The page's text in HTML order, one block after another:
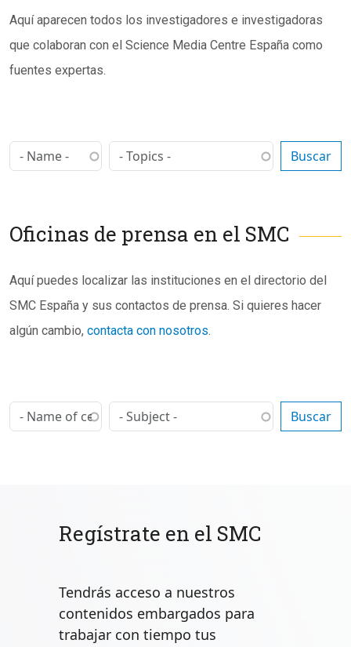
Subtítulo
Aquí aparecen todos los investigadores e investigadoras
que colaboran con el Science Media Centre España como
fuentes expertas.
Oficinas de prensa en el SMC
Subtítulo
Aquí puedes localizar las instituciones en el directorio del
SMC España y sus contactos de prensa. Si quieres hacer
algún cambio, contacta con nosotros.
Regístrate en el SMC
Tendrás acceso a nuestros
contenidos embargados para
trabajar con tiempo tus